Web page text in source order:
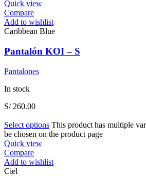
Quick view
Compare
Add to wishlist
Caribbean Blue
Pantalón KOI – S
Pantalones
In stock
S/260.00
Select options This product has multiple
be chosen on the product page
Quick view
Compare
Add to wishlist
Ciel